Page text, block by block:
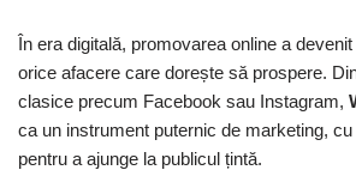
În era digitală, promovarea online a
orice afacere care dorește să prospere.
clasice precum Facebook sau Instagram,
ca un instrument puternic de marketing,
pentru a ajunge la publicul țintă.